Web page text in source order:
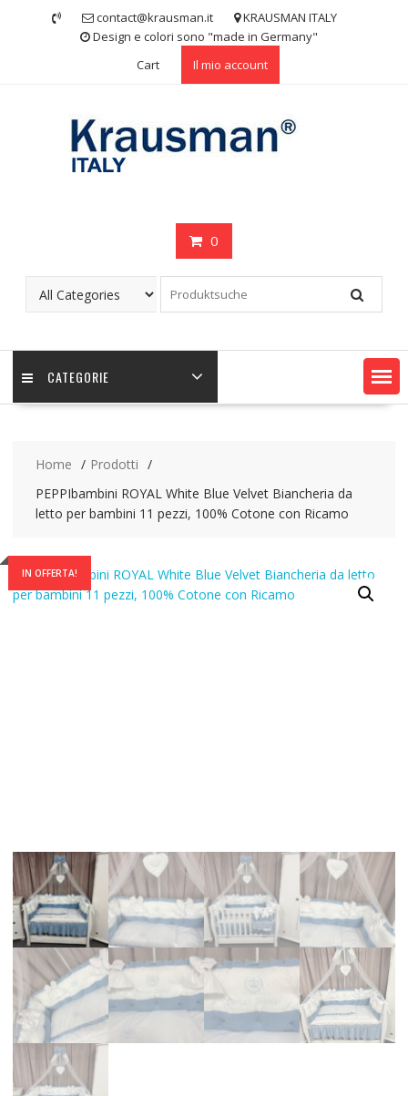
contact@krausman.it
KRAUSMAN ITALY
Design e colori sono "made in Germany"
Cart
Il mio account
0
CATEGORIE
Home
Prodotti
PEPPIbambini ROYAL White Blue Velvet Biancheria da
letto per bambini 11 pezzi, 100% Cotone con Ricamo
IN OFFERTA!